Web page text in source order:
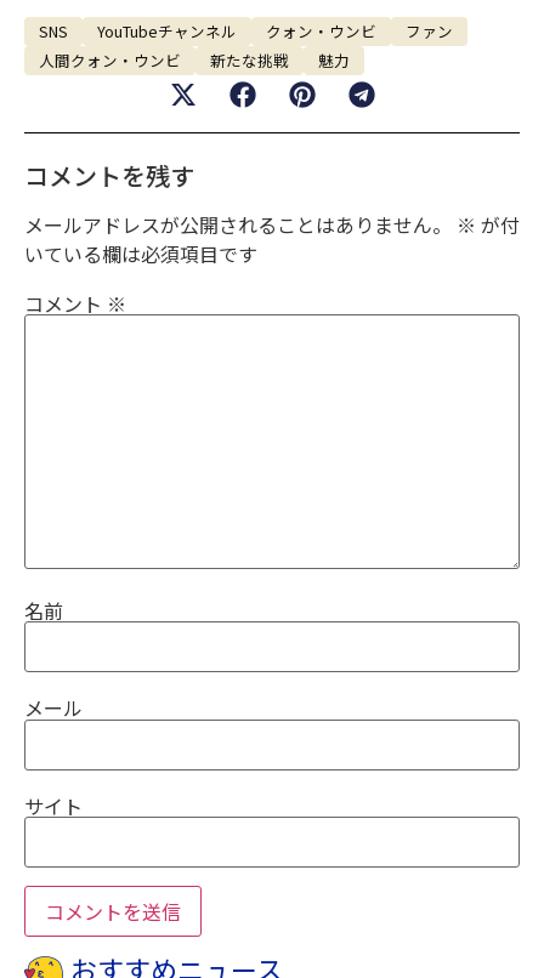
SNS YouTubeチャンネル クォン・ウンビ
ファン
人間クォン・ウンビ
新たな挑戦 魅力
コメントを残す
メールアドレスが公開されることはありません。 ※ が付
いている欄は必須項目です
コメント ※
名前
メール
サイト
おすすめニュース